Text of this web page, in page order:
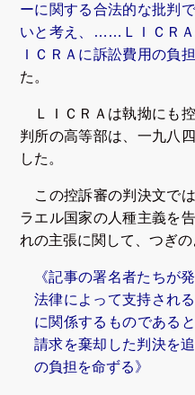
ーに関する合法的な批判
いと考え、……ＬＩＣＲＡ
ＩＣＲＡに訴訟費用の負
た。
ＬＩＣＲＡは執拗にも
判所の高等部は、一九八
した。
この控訴審の判決文で
ラエル国家の人種主義を
れの主張に関して、つぎの
《記事の署名者たちが
法律によって支持され
に関係するものである
請求を棄却した判決を
の負担を命ずる》